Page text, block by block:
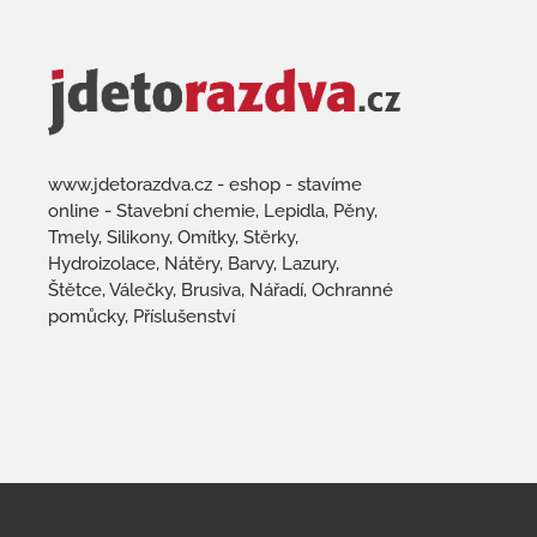
www.jdetorazdva.cz - eshop - stavíme
online - Stavební chemie, Lepidla, Pěny,
Tmely, Silikony, Omítky, Stěrky,
Hydroizolace, Nátěry, Barvy, Lazury,
Štětce, Válečky, Brusiva, Nářadí, Ochranné
pomůcky, Příslušenství